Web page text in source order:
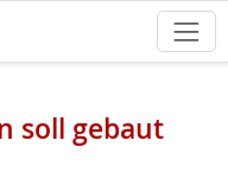
soll gebaut